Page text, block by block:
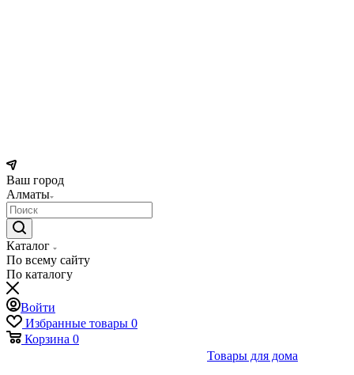
Ваш город
Алматы
Каталог
По всему сайту
По каталогу
Войти
Избранные товары 0
Корзина 0
Товары для дома